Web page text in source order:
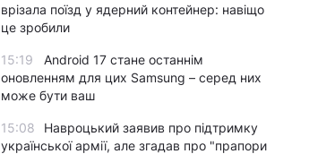
врізала поїзд у ядерний контейнер: навіщо
це зробили
15:19
Android 17 стане останнім
оновленням для цих Samsung – серед них
може бути ваш
15:08
Навроцький заявив про підтримку
української армії, але згадав про "прапори